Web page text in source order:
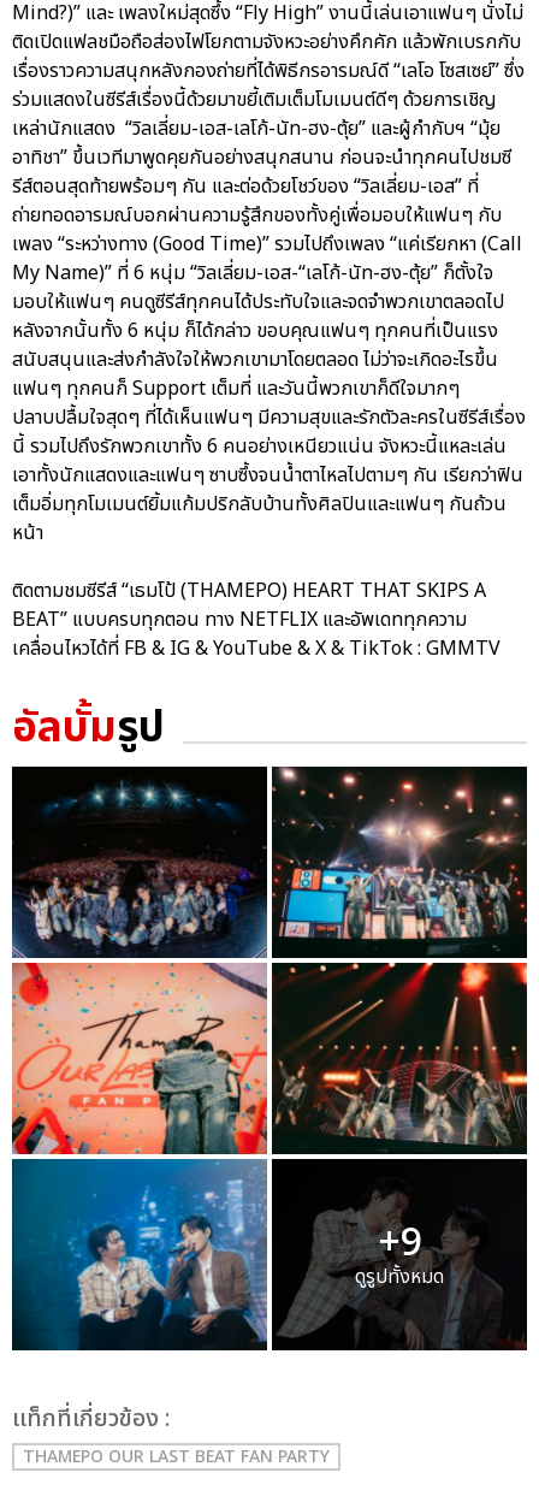
Mind?)” และ เพลงใหม่สุดซึ้ง “Fly High” งานนี้เล่นเอาแฟนๆ นั่งไม่
ติดเปิดแฟลชมือถือส่องไฟโยกตามจังหวะอย่างคึกคัก แล้วพักเบรกกับ
เรื่องราวความสนุกหลังกองถ่ายที่ได้พิธีกรอารมณ์ดี “เลโอ โซสเซย์” ซึ่ง
ร่วมแสดงในซีรีส์เรื่องนี้ด้วยมาขยี้เติมเต็มโมเมนต์ดีๆ ด้วยการเชิญ
เหล่านักแสดง “วิลเลี่ยม-เอส-เลโก้-นัท-ฮง-ตุ้ย” และผู้กำกับฯ “มุ้ย
อาทิชา” ขึ้นเวทีมาพูดคุยกันอย่างสนุกสนาน ก่อนจะนำทุกคนไปชมซี
รีส์ตอนสุดท้ายพร้อมๆ กัน และต่อด้วยโชว์ของ “วิลเลี่ยม-เอส” ที่
ถ่ายทอดอารมณ์บอกผ่านความรู้สึกของทั้งคู่เพื่อมอบให้แฟนๆ กับ
เพลง “ระหว่างทาง (Good Time)” รวมไปถึงเพลง “แค่เรียกหา (Call
My Name)” ที่ 6 หนุ่ม “วิลเลี่ยม-เอส-“เลโก้-นัท-ฮง-ตุ้ย” ก็ตั้งใจ
มอบให้แฟนๆ คนดูซีรีส์ทุกคนได้ประทับใจและจดจำพวกเขาตลอดไป
หลังจากนั้นทั้ง 6 หนุ่ม ก็ได้กล่าว ขอบคุณแฟนๆ ทุกคนที่เป็นแรง
สนับสนุนและส่งกำลังใจให้พวกเขามาโดยตลอด ไม่ว่าจะเกิดอะไรขึ้น
แฟนๆ ทุกคนก็ Support เต็มที่ และวันนี้พวกเขาก็ดีใจมากๆ
ปลาบปลื้มใจสุดๆ ที่ได้เห็นแฟนๆ มีความสุขและรักตัวละครในซีรีส์เรื่อง
นี้ รวมไปถึงรักพวกเขาทั้ง 6 คนอย่างเหนียวแน่น จังหวะนี้แหละเล่น
เอาทั้งนักแสดงและแฟนๆ ซาบซึ้งจนน้ำตาไหลไปตามๆ กัน เรียกว่าฟิน
เต็มอิ่มทุกโมเมนต์ยิ้มแก้มปริกลับบ้านทั้งศิลปินและแฟนๆ กันถ้วน
หน้า
ติดตามชมซีรีส์ “เธมโป้ (THAMEPO) HEART THAT SKIPS A
BEAT” แบบครบทุกตอน ทาง NETFLIX และอัพเดททุกความ
เคลื่อนไหวได้ที่ FB & IG & YouTube & X & TikTok : GMMTV
อัลบั้มรูป
+9
ดูรูปทั้งหมด
เเท็กที่เกี่ยวข้อง :
THAMEPO OUR LAST BEAT FAN PARTY